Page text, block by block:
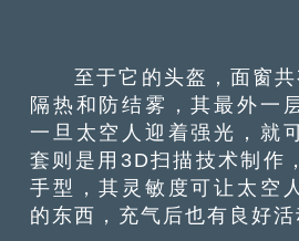
至于它的头盔，面窗共
隔热和防结雾，其最外一
一旦太空人迎着强光，就
套则是用3D扫描技术制作
手型，其灵敏度可让太空
的东西，充气后也有良好活